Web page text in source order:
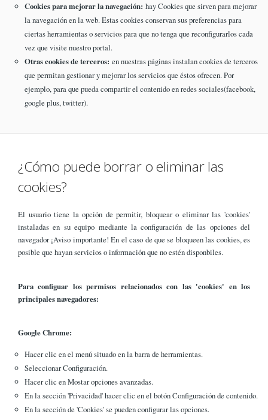
Cookies para mejorar la navegación: hay Cookies que sirven para mejorar
la navegación en la web. Estas cookies conservan sus preferencias para
ciertas herramientas o servicios para que no tenga que reconfigurarlos cada
vez que visite nuestro portal.
Otras cookies de terceros: en nuestras páginas instalan cookies de terceros
que permitan gestionar y mejorar los servicios que éstos ofrecen. Por
ejemplo, para que pueda compartir el contenido en redes sociales(facebook,
google plus, twitter).
¿Cómo puede borrar o eliminar las
cookies?
El usuario tiene la opción de permitir, bloquear o eliminar las 'cookies'
instaladas en su equipo mediante la configuración de las opciones del
navegador ¡Aviso importante! En el caso de que se bloqueen las cookies, es
posible que hayan servicios o información que no estén disponbiles.
Para configuar los permisos relacionados con las 'cookies' en los
principales navegadores:
Google Chrome:
Hacer clic en el menú situado en la barra de herramientas.
Seleccionar Configuración.
Hacer clic en Mostar opciones avanzadas.
En la sección 'Privacidad' hacer clic en el botón Configuración de contenido.
En la sección de 'Cookies' se pueden configurar las opciones.